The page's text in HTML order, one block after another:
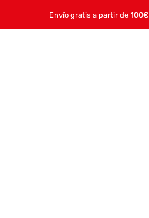
Envío gratis a partir de 100€